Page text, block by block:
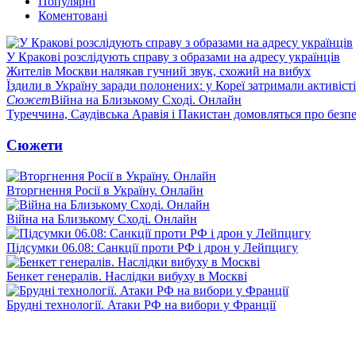
Коментовані
У Кракові розслідують справу з образами на адресу українців
Жителів Москви налякав гучний звук, схожий на вибух
Їздили в Україну заради полонених: у Кореї затримали
СюжетВійна на Близькому Сході. Онлайн
Туреччина, Саудівська Аравія і Пакистан домовляться про
Сюжети
Вторгнення Росії в Україну. Онлайн
Війна на Близькому Сході. Онлайн
Підсумки 06.08: Санкції проти РФ і дрон у Лейпцигу
Бенкет генералів. Наслідки вибуху в Москві
Брудні технології. Атаки РФ на вибори у Франції